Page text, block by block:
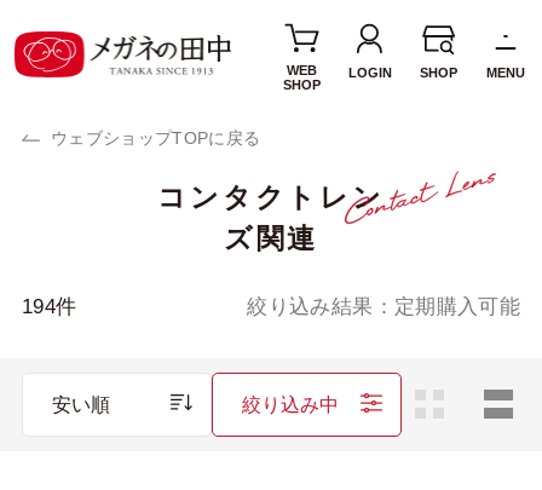
WEB
SHOP
LOGIN SHOP MENU
ウェブショップTOPに戻る
コンタクトレン
ズ関連
194件 絞り込み結果： 定期購入可能
安い順 絞り込み中
使用期間・タイプ
1MONTH(1ヶ月交
カラーレンズ
サークルレンズ
乱視用レンズ
遠近両用レンズ